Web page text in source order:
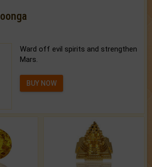
Ward off evil spirits and strengthen
Mars.
BUY NOW